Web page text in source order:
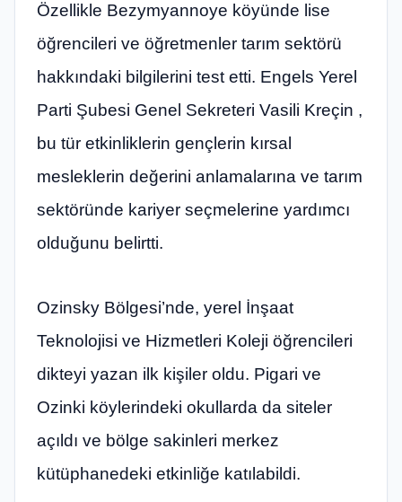
Özellikle Bezymyannoye köyünde lise
öğrencileri ve öğretmenler tarım sektörü
hakkındaki bilgilerini test etti. Engels Yerel
Parti Şubesi Genel Sekreteri Vasili Kreçin ,
bu tür etkinliklerin gençlerin kırsal
mesleklerin değerini anlamalarına ve tarım
sektöründe kariyer seçmelerine yardımcı
olduğunu belirtti.
Ozinsky Bölgesi’nde, yerel İnşaat
Teknolojisi ve Hizmetleri Koleji öğrencileri
dikteyi yazan ilk kişiler oldu. Pigari ve
Ozinki köylerindeki okullarda da siteler
açıldı ve bölge sakinleri merkez
kütüphanedeki etkinliğe katılabildi.